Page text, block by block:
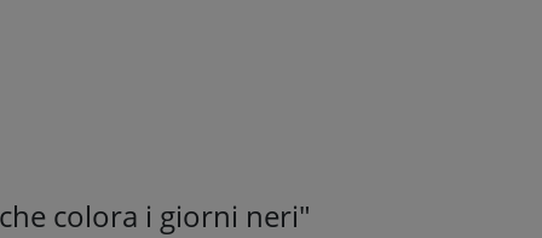
colora i giorni neri"